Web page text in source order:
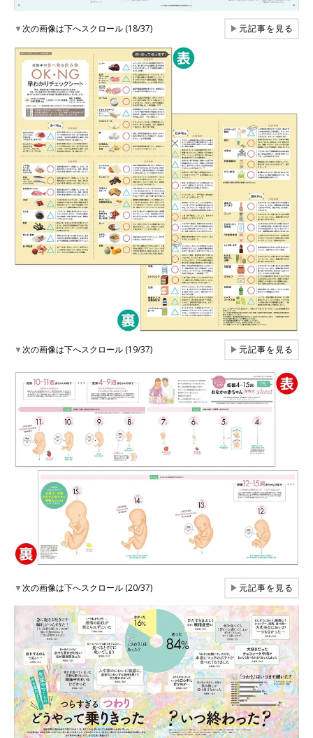
▼次の画像は下へスクロール (18/37) ▶元記事を見る
▼次の画像は下へスクロール (19/37) ▶元記事を見る
▼次の画像は下へスクロール (20/37) ▶元記事を見る